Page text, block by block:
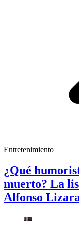
Entretenimiento
¿Qué
muerto? La
Alfonso